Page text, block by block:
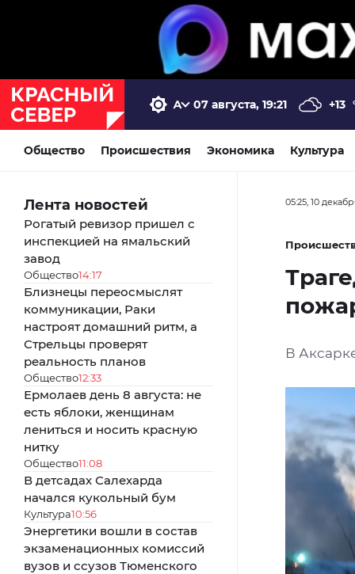
07 августа, 19:21 +13
Общество Происшествия Экономика Культура
Лента новостей
Рогатый ревизор пришел с
инспекцией на ямальский
завод
Общество14:17
Близнецы переосмыслят
коммуникации, Раки
настроят домашний ритм, а
Стрельцы проверят
реальность планов
Общество12:33
Ермолаев день 8 августа: не
есть яблоки, женщинам
лениться и носить красную
нитку
Общество11:08
В детсадах Салехарда
начался кукольный бум
Культура10:56
Энергетики вошли в состав
экзаменационных комиссий
вузов и ссузов Тюменского
05:25, 10
В